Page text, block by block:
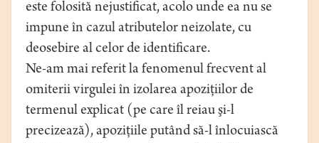
este folosită nejustificat, acolo unde ea nu se
impune în cazul atributelor neizolate, cu
deosebire al celor de identificare.
Ne-am mai referit la fenomenul frecvent al
omiterii virgulei în izolarea apoziţiilor de
termenul explicat (pe care îl reiau şi-l
precizează), apoziţiile putând să-l înlocuiască